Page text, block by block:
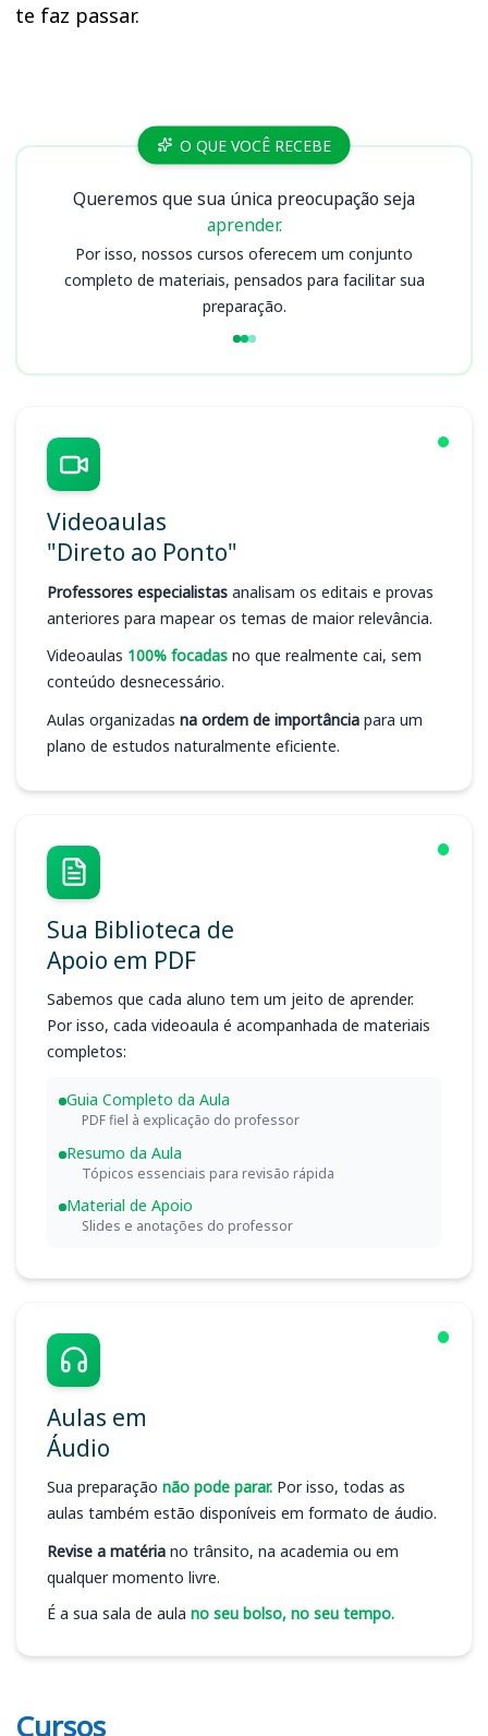
te faz passar.
Cursos SEAP DFO QUE VOCÊ RECEBE
Queremos que sua única preocupação seja
aprender.
Por isso, nossos cursos oferecem um conjunto
completo de materiais, pensados para facilitar sua
preparação.
Videoaulas
"Direto ao Ponto"
Professores especialistas analisam os editais e provas
anteriores para mapear os temas de maior relevância.
Videoaulas 100% focadas no que realmente cai, sem
conteúdo desnecessário.
Aulas organizadas na ordem de importância para um
plano de estudos naturalmente eficiente.
Sua Biblioteca de
Apoio em PDF
Sabemos que cada aluno tem um jeito de aprender.
Por isso, cada videoaula é acompanhada de materiais
completos:
Guia Completo da Aula
PDF fiel à explicação do professor
Resumo da Aula
Tópicos essenciais para revisão rápida
Material de Apoio
Slides e anotações do professor
Aulas em
Áudio
Sua preparação não pode parar. Por isso, todas as
aulas também estão disponíveis em formato de áudio.
Revise a matéria no trânsito, na academia ou em
qualquer momento livre.
É a sua sala de aula no seu bolso, no seu tempo.
Cursos